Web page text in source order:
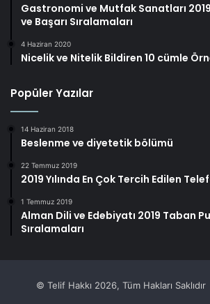
Gastronomi ve Mutfak Sanatları
ve Başarı Sıralamaları
4 Haziran 2020
Nicelik ve Nitelik Bildiren 10 cümle
Popüler Yazılar
14 Haziran 2018
Beslenme ve diyetetik bölümü
22 Temmuz 2019
2019 Yılında En Çok Tercih Edilen
1 Temmuz 2019
Alman Dili ve Edebiyatı 2019 Taban
Sıralamaları
© Telif Hakkı 2026, Tüm Hakları